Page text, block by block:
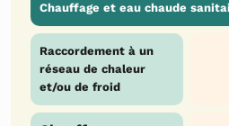
Chauffage et eau chaude
Raccordement à un
réseau de chaleur
et/ou de froid